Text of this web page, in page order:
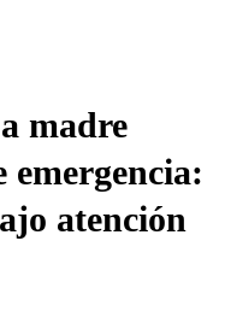
madre
atención